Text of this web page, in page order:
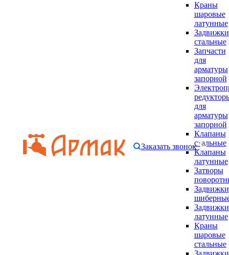
Краны
шаровые
латунные
Задвижки
стальные
Запчасти
для
арматуры
запорной
для
арматуры
запорной
Клапаны
стальные
Клапаны
латунные
Затворы
Задвижки
Задвижки
латунные
Краны
шаровые
стальные
Задвижки
Заказать звонок